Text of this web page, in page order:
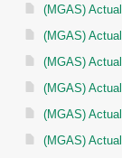
(MGAS)
(MGAS)
(MGAS)
(MGAS)
(MGAS)
(MGAS)